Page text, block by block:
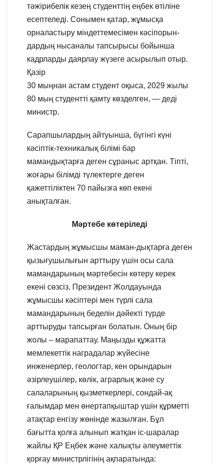
тәжірибелік кезең студенттің еңбек өтіліне
есептеледі. Сонымен қатар, жұмысқа
орналастыру міндеттемесімен кәсіпорын-
дардың нысаналы тапсырысы бойынша
кадрларды даярлау жүзеге асырылып отыр.
Қазір
30 мыңнан астам студент оқыса, 2029 жылы
80 мың студентті қамту көзделген, — деді
министр.
Сарапшылардың айтуынша, бүгінгі күні
кәсіптік-техникалық білімі бар
мамандықтарға деген сұраныс артқан. Тіпті,
жоғары білімді түлектерге деген
қажеттіліктен 70 пайызға көп екені
анықталған.
Мәртебе көтеріледі
Жастардың жұмысшы маман-дықтарға деген
қызығушылығын арттыру үшін осы сала
мамандарының мәртебесін көтеру керек
екені сөзсіз. Президент Жолдауында
жұмысшы кәсіптері мен түрлі сала
мамандарының беделін дәйекті түрде
арттыруды тапсырған болатын. Оның бір
жолы – марапаттау. Маңызды құжатта
мемлекеттік наградалар жүйесіне
инженерлер, геологтар, кен орындарын
әзірлеушілер, көлік, аграрлық және су
салаларының қызметкерлері, сондай-ақ
ғалымдар мен өнертапқыштар үшін құрметті
атақтар енгізу жөнінде жазылған. Бұл
бағытта қолға алынып жатқан іс-шаралар
жайлы ҚР Еңбек және халықты әлеуметтік
қорғау министрлігінің ақпаратында: